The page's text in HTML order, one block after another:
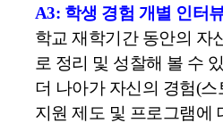
A3: 학생 경험 개별 인터
학교 재학기간 동안의 자
로 정리 및 성찰해 볼 수
더 나아가 자신의 경험(스
지원 제도 및 프로그램에